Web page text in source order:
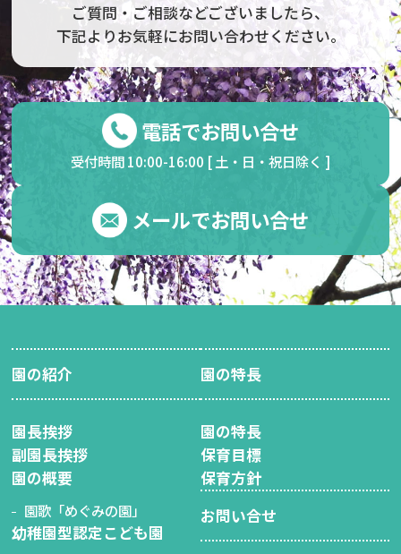
ご質問・ご相談などございましたら、
下記よりお気軽にお問い合わせください。
電話でお問い合せ
受付時間 10:00-16:00 [ 土・日・祝日除く ]
メールでお問い合せ
園の紹介
園長挨拶
副園長挨拶
園の概要
園歌「めぐみの園」
幼稚園型認定こども園
園の特長
園の特長
保育目標
保育方針
お問い合せ